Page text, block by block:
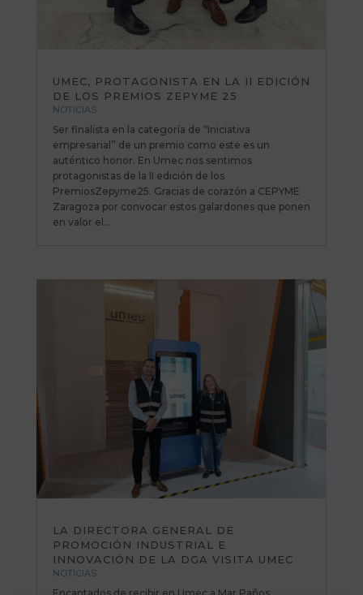
UMEC, PROTAGONISTA EN LA II EDICIÓN
DE LOS PREMIOS ZEPYME 25
NOTICIAS
Ser finalista en la categoría de “Iniciativa
empresarial” de un premio como este es un
auténtico honor. En Umec nos sentimos
protagonistas de la II edición de los
PremiosZepyme25. Gracias de corazón a CEPYME
Zaragoza por convocar estos galardones que ponen
en valor el...
LA DIRECTORA GENERAL DE
PROMOCIÓN INDUSTRIAL E
INNOVACIÓN DE LA DGA VISITA UMEC
NOTICIAS